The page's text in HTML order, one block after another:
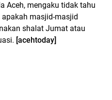
Aceh, mengaku tidak tahu
masjid-masjid
shalat Jumat atau
[acehtoday]